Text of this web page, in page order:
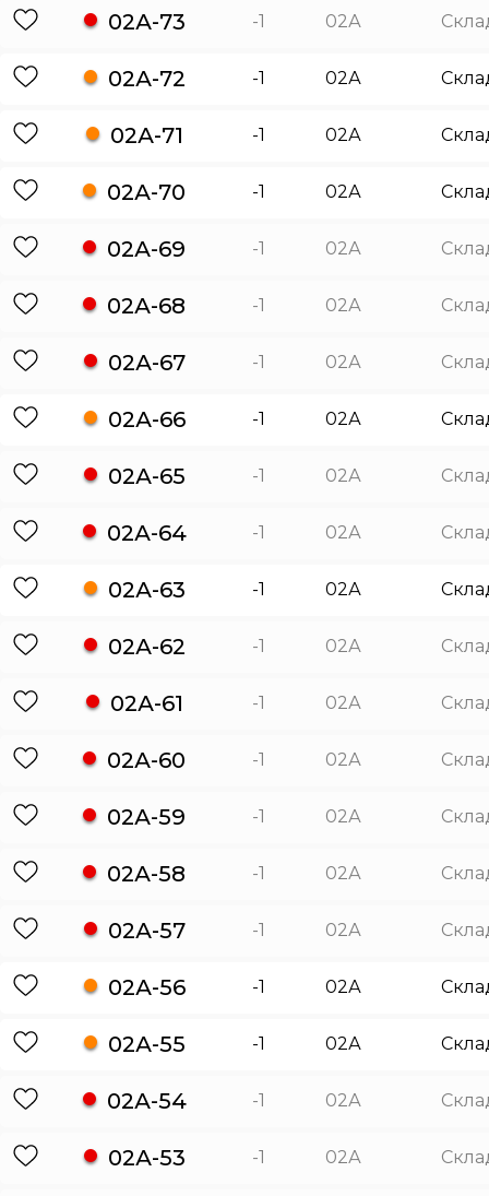
02А-73 -1 02А
02А-72 -1 02А
02А-71 -1 02А
02А-70 -1 02А
02А-69 -1 02А
02А-68 -1 02А
02А-67 -1 02А
02А-66 -1 02А
02А-65 -1 02А
02А-64 -1 02А
02А-63 -1 02А
02А-62 -1 02А
02А-61 -1 02А
02А-60 -1 02А
02А-59 -1 02А
02А-58 -1 02А
02А-57 -1 02А
02А-56 -1 02А
02А-55 -1 02А
02А-54 -1 02А
02А-53 -1 02А